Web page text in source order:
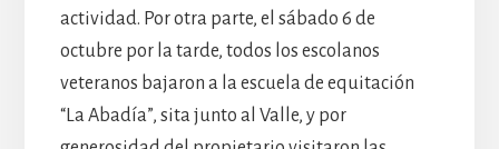
actividad. Por otra parte, el sábado 6 de
octubre por la tarde, todos los escolanos
veteranos bajaron a la escuela de equitación
“La Abadía”, sita junto al Valle, y por